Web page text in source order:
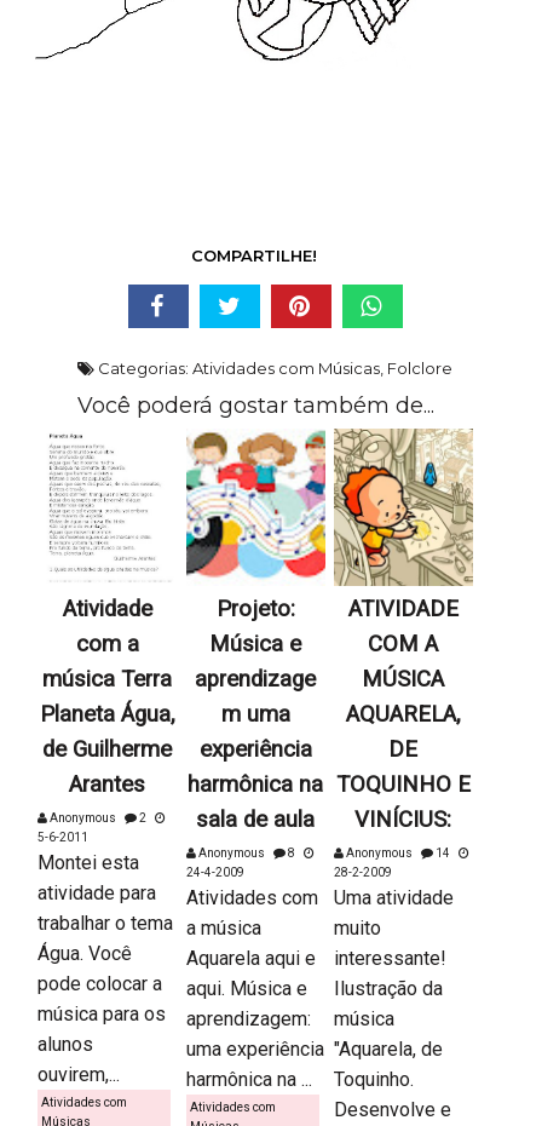
COMPARTILHE!
Categorias:Atividades com Músicas, Folclore
Você poderá gostar também de...
Atividade
com a
música Terra
Planeta Água,
de Guilherme
Arantes
Anonymous
2
5-6-2011
Montei esta
atividade para
trabalhar o tema
Água. Você
pode colocar a
música para os
alunos
ouvirem,...
Atividades com
Músicas
Projeto:
Música e
aprendizage
m uma
experiência
harmônica na
sala de aula
Anonymous
8
24-4-2009
Atividades com
a música
Aquarela aqui e
aqui. Música e
aprendizagem:
uma experiência
harmônica na ...
Atividades com
ATIVIDADE
COM A
MÚSICA
AQUARELA,
DE
TOQUINHO E
VINÍCIUS:
Anonymous
14
28-2-2009
Uma atividade
muito
interessante!
Ilustração da
música
"Aquarela, de
Toquinho.
Desenvolve e